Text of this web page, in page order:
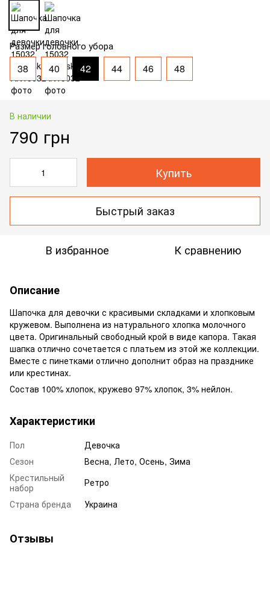
Размер головного убора
38 40 42 44 46 48
В наличии
790 грн
Купить
Быстрый заказ
В избранное К сравнению
Описание
Шапочка для девочки с красивыми складками и хлопковым
кружевом. Выполнена из натурального хлопка молочного
цвета. Оригинальный свободный крой в виде капора. Такая
шапка отлично сочетается с платьем из этой же коллекции.
Вместе с пинетками отлично дополнит образ на празднике
или крестинах.
Состав 100% хлопок, кружево 97% хлопок, 3% нейлон.
Характеристики
Пол
Девочка
Сезон
Весна, Лето, Осень, Зима
Крестильный
набор
Ретро
Страна бренда
Украина
Отзывы